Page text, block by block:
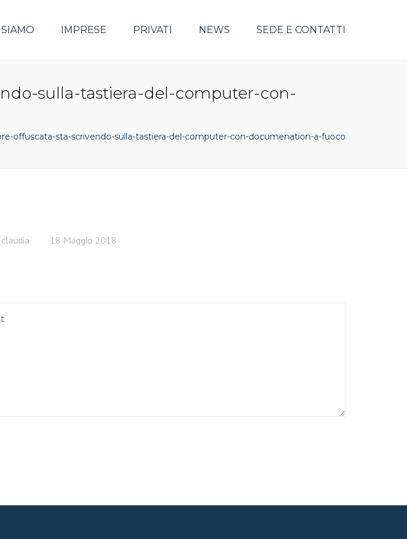
IMPRESE PRIVATI NEWS SEDE E CONTATTI
sulla-tastiera-del-computer-con-
offuscata-sta-scrivendo-sulla-tastiera-del-computer-con-documenation-a-fuoco
claudia 18 Maggio 2018